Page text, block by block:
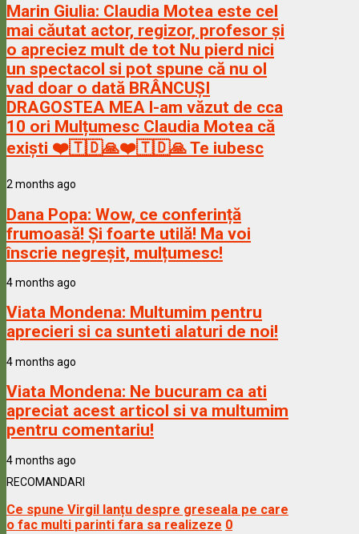
Marin Giulia: Claudia Motea este cel
mai căutat actor, regizor, profesor și
o apreciez mult de tot Nu pierd nici
un spectacol si pot spune că nu ol
vad doar o dată BRÂNCUȘI
DRAGOSTEA MEA l-am văzut de cca
10 ori Mulțumesc Claudia Motea că
exiști ❤️🇹🇩🙏❤️🇹🇩🙏 Te iubesc
2 months ago
Dana Popa: Wow, ce conferință
frumoasă! Și foarte utilă! Ma voi
înscrie negreșit, mulțumesc!
4 months ago
Viata Mondena: Multumim pentru
aprecieri si ca sunteti alaturi de noi!
4 months ago
Viata Mondena: Ne bucuram ca ati
apreciat acest articol si va multumim
pentru comentariu!
4 months ago
RECOMANDARI
Ce spune Virgil Ianțu despre greseala pe care
o fac multi parinti fara sa realizeze 0